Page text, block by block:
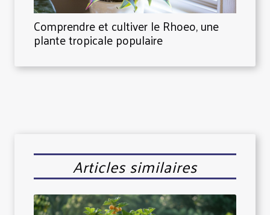
Comprendre et cultiver le Rhoeo, une
plante tropicale populaire
Articles similaires